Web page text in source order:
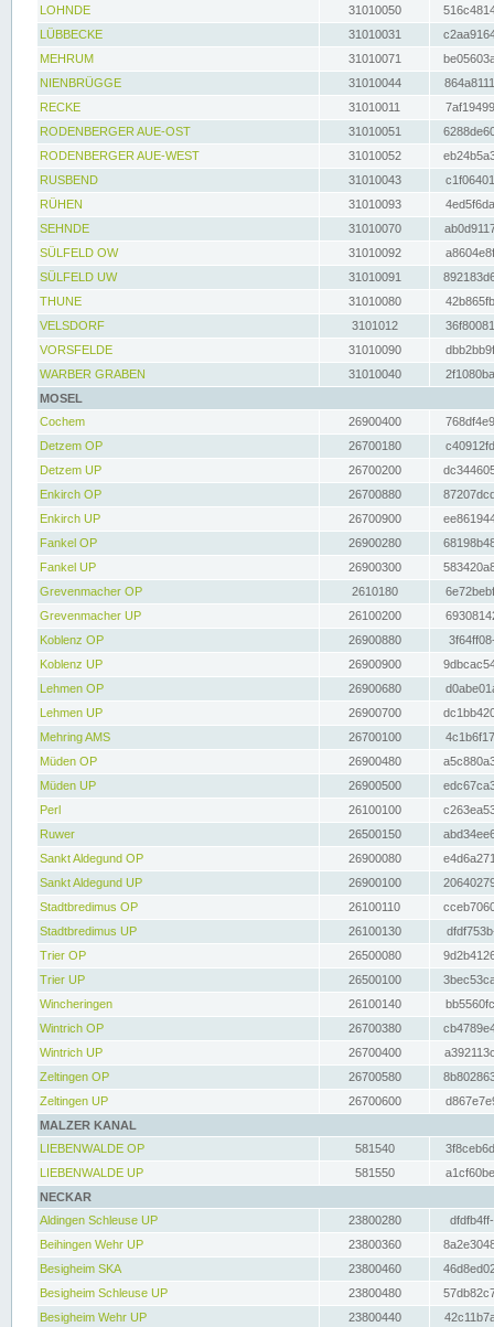
LOHNDE
31010050
LÜBBECKE
31010031
MEHRUM
31010071
NIENBRÜGGE
31010044
RECKE
31010011
RODENBERGER AUE-OST
31010051
RODENBERGER AUE-WEST
31010052
RUSBEND
31010043
RÜHEN
31010093
SEHNDE
31010070
SÜLFELD OW
31010092
SÜLFELD UW
31010091
THUNE
31010080
VELSDORF
3101012
VORSFELDE
31010090
WARBER GRABEN
31010040
MOSEL
Cochem
26900400
Detzem OP
26700180
Detzem UP
26700200
Enkirch OP
26700880
Enkirch UP
26700900
Fankel OP
26900280
Fankel UP
26900300
Grevenmacher OP
2610180
Grevenmacher UP
26100200
Koblenz OP
26900880
Koblenz UP
26900900
Lehmen OP
26900680
Lehmen UP
26900700
Mehring AMS
26700100
Müden OP
26900480
Müden UP
26900500
Perl
26100100
Ruwer
26500150
Sankt Aldegund OP
26900080
Sankt Aldegund UP
26900100
Stadtbredimus OP
26100110
Stadtbredimus UP
26100130
Trier OP
26500080
Trier UP
26500100
Wincheringen
26100140
Wintrich OP
26700380
Wintrich UP
26700400
Zeltingen OP
26700580
Zeltingen UP
26700600
MALZER KANAL
LIEBENWALDE OP
581540
LIEBENWALDE UP
581550
NECKAR
Aldingen Schleuse UP
23800280
Beihingen Wehr UP
23800360
Besigheim SKA
23800460
Besigheim Schleuse UP
23800480
Besigheim Wehr UP
23800440